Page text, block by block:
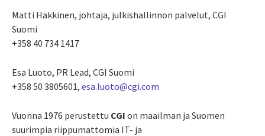
Matti Häkkinen, johtaja, julkishallinnon palvelut, CGI
Suomi
+358 40 734 1417
Esa Luoto, PR Lead, CGI Suomi
+358 50 3805601, esa.luoto@cgi.com
Vuonna 1976 perustettu CGI on maailman ja Suomen
suurimpia riippumattomia IT- ja